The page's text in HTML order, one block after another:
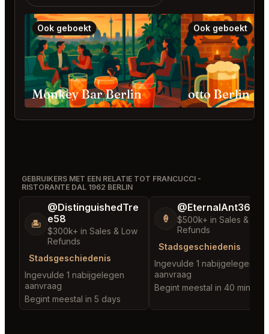
Ook geboekt
Monkey Bar Berlin
Ook geboekt
otto Berlin
GEBRUIKERS MET EEN RELATIE TOT FRANCUCCI -
RISTORANTE DAL 1962 BERLIN
🏝️
@DistinguishedTre
e58
$300k+ in Sales & Low
Refunds
Stadsgeschiedenis
Ingevulde 1 nabijgelegen
aanvraag
Begint meestal in 5 days
🍦
@EternalAnt36
$500k+ in Sales & Low
Refunds
Stadsgeschiedenis
Ingevulde 1 nabijgelegen
aanvraag
Begint meestal in 40 minutes